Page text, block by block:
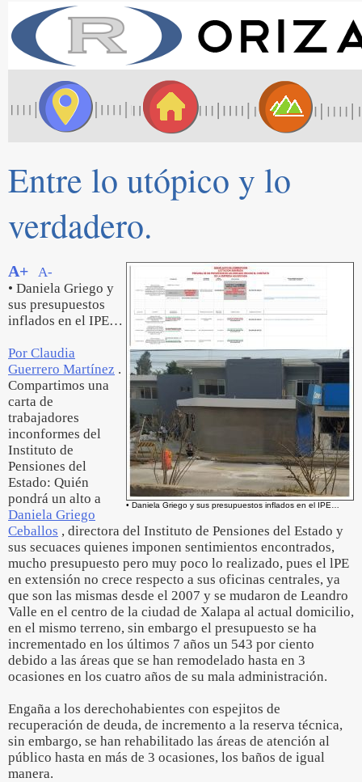
Entre lo utópico y lo
verdadero.
• Daniela Griego y sus presupuestos inflados en el IPE…
A+
A-
• Daniela Griego y
sus presupuestos
inflados en el IPE…
Por Claudia
Guerrero Martínez .
Compartimos una
carta de
trabajadores
inconformes del
Instituto de
Pensiones del
Estado: Quién
pondrá un alto a
Daniela Griego
Ceballos , directora del Instituto de Pensiones del Estado y
sus secuaces quienes imponen sentimientos encontrados,
mucho presupuesto pero muy poco lo realizado, pues el lPE
en extensión no crece respecto a sus oficinas centrales, ya
que son las mismas desde el 2007 y se mudaron de Leandro
Valle en el centro de la ciudad de Xalapa al actual domicilio,
en el mismo terreno, sin embargo el presupuesto se ha
incrementado en los últimos 7 años un 543 por ciento
debido a las áreas que se han remodelado hasta en 3
ocasiones en los cuatro años de su mala administración.
Engaña a los derechohabientes con espejitos de
recuperación de deuda, de incremento a la reserva técnica,
sin embargo, se han rehabilitado las áreas de atención al
público hasta en más de 3 ocasiones, los baños de igual
manera.